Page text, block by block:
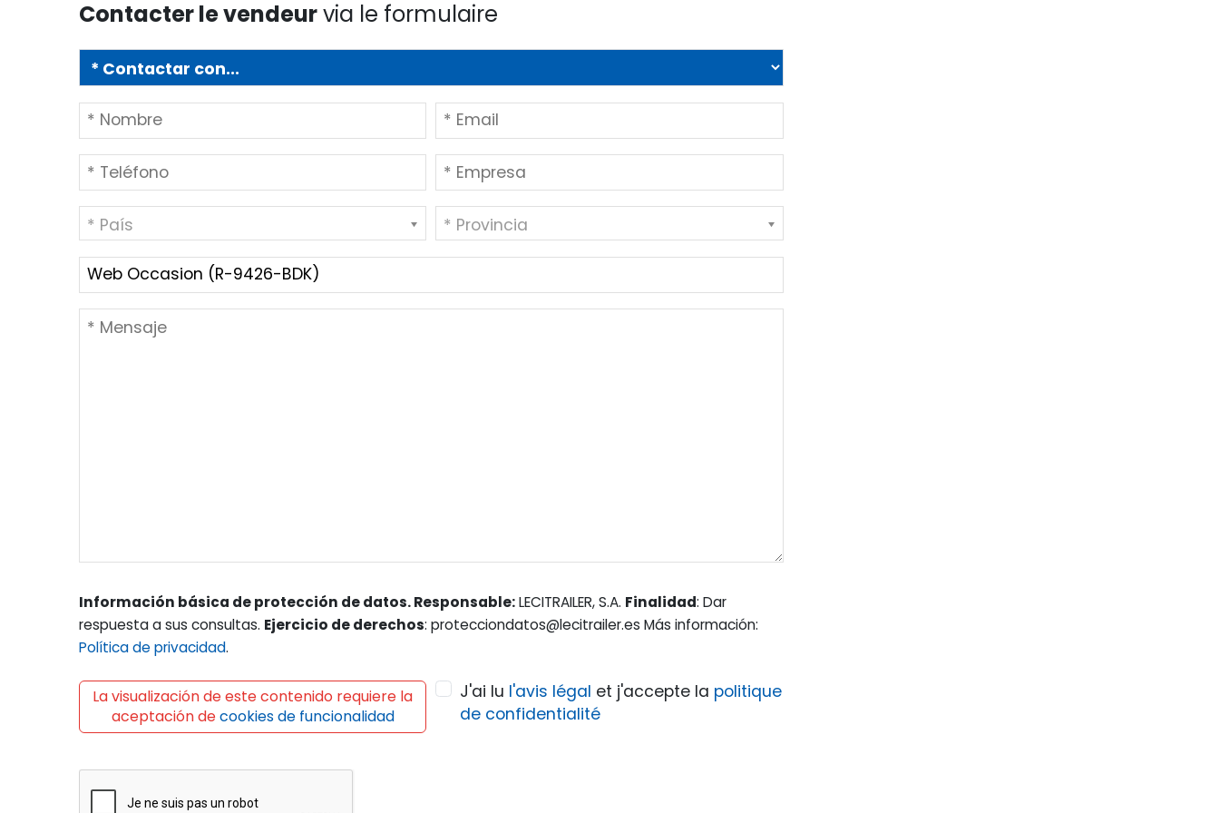
Contacter le vendeurvia le formulaire
* País * Provincia
Información básica de protección de datos. Responsable:LECITRAILER, S.A. Finalidad: Dar
respuesta a sus consultas. Ejercicio de derechos: protecciondatos@lecitrailer.es Más información:
Política de privacidad.
La visualización de este contenido requiere la
aceptación decookies de funcionalidad
J'ai lu l'avis légal et j'accepte la politique
de confidentialité